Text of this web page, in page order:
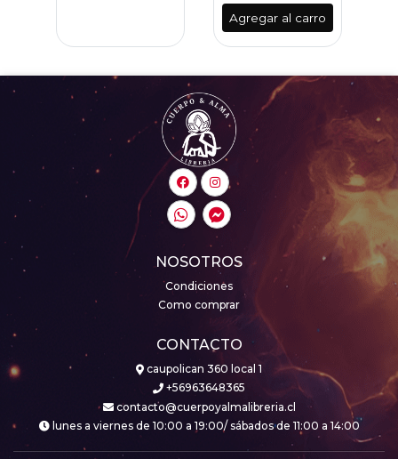
Agregar al carro
NOSOTROS
Condiciones
Como comprar
CONTACTO
caupolican 360 local 1
+56963648365
contacto@cuerpoyalmalibreria.cl
lunes a viernes de 10:00 a 19:00/ sábados de 11:00 a 14:00